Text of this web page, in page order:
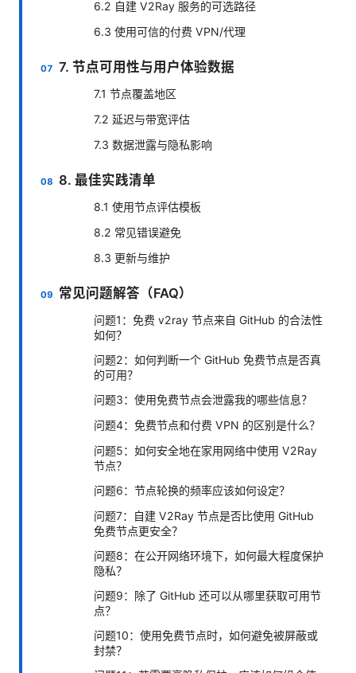
6.2 自建 V2Ray 服务的可选路径
6.3 使用可信的付费 VPN/代理
7. 节点可用性与用户体验数据
7.1 节点覆盖地区
7.2 延迟与带宽评估
7.3 数据泄露与隐私影响
8. 最佳实践清单
8.1 使用节点评估模板
8.2 常见错误避免
8.3 更新与维护
常见问题解答（FAQ）
问题1：免费 v2ray 节点来自 GitHub 的合法性
如何？
问题2：如何判断一个 GitHub 免费节点是否真
的可用？
问题3：使用免费节点会泄露我的哪些信息？
问题4：免费节点和付费 VPN 的区别是什么？
问题5：如何安全地在家用网络中使用 V2Ray
节点？
问题6：节点轮换的频率应该如何设定？
问题7：自建 V2Ray 节点是否比使用 GitHub
免费节点更安全？
问题8：在公开网络环境下，如何最大程度保护
隐私？
问题9：除了 GitHub 还可以从哪里获取可用节
点？
问题10：使用免费节点时，如何避免被屏蔽或
封禁？